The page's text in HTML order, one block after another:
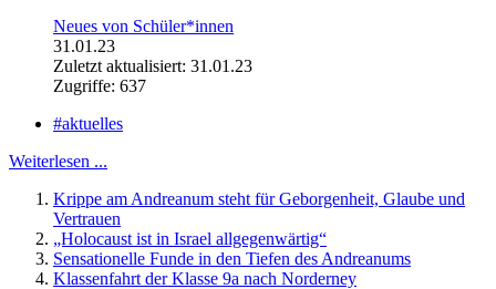
Neues von Schüler*innen
31.01.23
Zuletzt aktualisiert: 31.01.23
Zugriffe: 637
#aktuelles
Weiterlesen ...
Krippe am Andreanum steht für Geborgenheit, Glaube und
Vertrauen
„Holocaust ist in Israel allgegenwärtig“
Sensationelle Funde in den Tiefen des Andreanums
Klassenfahrt der Klasse 9a nach Norderney